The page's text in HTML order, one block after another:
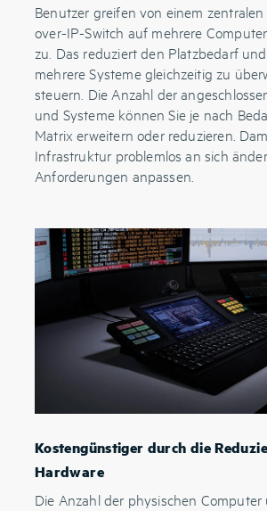
Benutzer greifen von einem
over-IP-Switch auf mehrere
zu. Das reduziert den Platzbedarf
mehrere Systeme gleichzeitig zu
steuern. Die Anzahl der
und Systeme können Sie je nach
Matrix erweitern oder reduzieren.
Infrastruktur problemlos an sich
Anforderungen anpassen.
Kostengünstiger durch die
Hardware
Die Anzahl der physischen